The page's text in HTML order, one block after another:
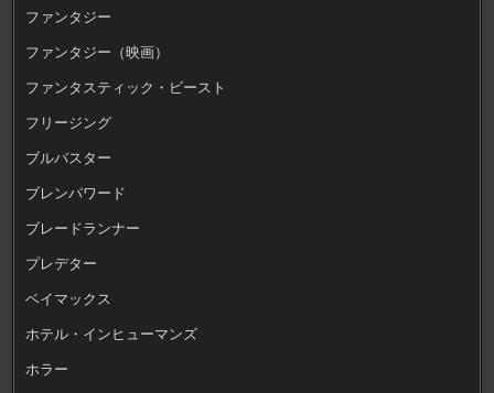
ファンタジー
ファンタジー（映画）
ファンタスティック・ビースト
フリージング
ブルバスター
ブレンパワード
ブレードランナー
プレデター
ベイマックス
ホテル・インヒューマンズ
ホラー